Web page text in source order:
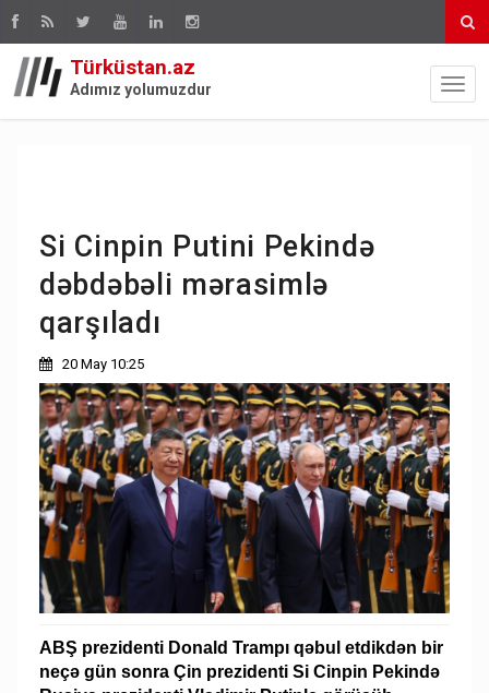
Türküstan.az
Adımız yolumuzdur
Si Cinpin Putini Pekində
dəbdəbəli mərasimlə
qarşıladı
20 May 10:25
ABŞ prezidenti Donald Trampı qəbul etdikdən bir
neçə gün sonra Çin prezidenti Si Cinpin Pekində